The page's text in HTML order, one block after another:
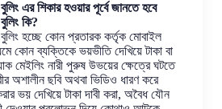
বুলিং এর শিকার হওয়ার পূর্বে জানতে হবে
কি?
বুলিং হচ্ছে কোন প্রতারক কর্তৃক মোবাইল
কোন ব্যক্তিকে ভয়ভীতি দেখিয়ে টাকা বা
মেইলিং নারী পুরুষ উভয়ের ক্ষেত্রে ঘটতে
অশালীন ছবি অথবা ভিডিও ধারণ করে
ভয় দেখিয়ে টাকা দাবী করা, অবৈধ যৌন